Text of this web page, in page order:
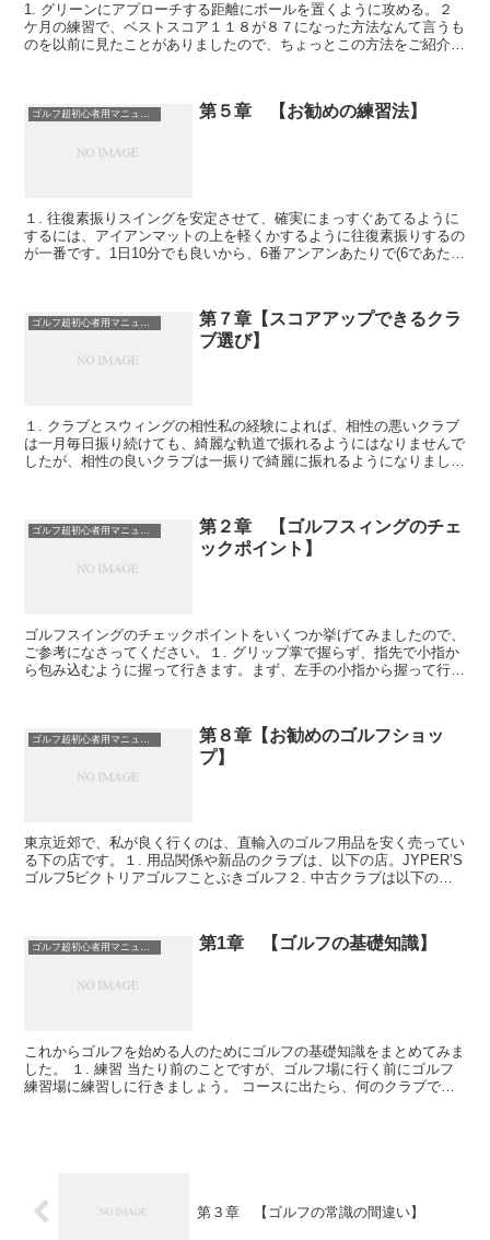
1. グリーンにアプローチする距離にボールを置くように攻める。２
ケ月の練習で、ベストスコア１１８が８７になった方法なんて言うも
のを以前に見たことがありましたので、ちょっとこの方法をご紹介い
ゴルフ超初心者用マニュアル 第５章 【お勧めの練習法】
１. 往復素振りスイングを安定させて、確実にまっすぐあてるように
するには、アイアンマットの上を軽くかするように往復素振りするの
が一番です。1日10分でも良いから、6番アンアンあたりで(6であたら
第７章【スコアアップできるクラ
ブ選び】
１. クラブとスウィングの相性私の経験によれば、相性の悪いクラブ
は一月毎日振り続けても、綺麗な軌道で振れるようにはなりませんで
したが、相性の良いクラブは一振りで綺麗に振れるようになりました
ゴルフ超初心者用マニュアル
第２章 【ゴルフスィングのチェ
ックポイント】
ゴルフスイングのチェックポイントをいくつか挙げてみましたので、
ご参考になさってください。１. グリップ掌で握らず、指先で小指か
ら包み込むように握って行きます。まず、左手の小指から握って行っ
第８章【お勧めのゴルフショッ
プ】
東京近郊で、私が良く行くのは、直輸入のゴルフ用品を安く売ってい
る下の店です。１. 用品関係や新品のクラブは、以下の店。JYPER’S
ゴルフ5ビクトリアゴルフことぶきゴルフ２. 中古クラブは以下の店
ゴルフ超初心者用マニュアル 第1章 【ゴルフの基礎知識】
これからゴルフを始める人のためにゴルフの基礎知識をまとめてみま
した。 １. 練習 当たり前のことですが、ゴルフ場に行く前にゴルフ
練習場に練習しに行きましょう。 コースに出たら、何のクラブで打
第３章 【ゴルフの常識の間違い】